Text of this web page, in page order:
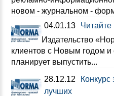
новом - журнальном -
04.01.13
Читайте
Издательство
клиентов с Новым годом и
планирует выпустить...
28.12.12
Конкурс
лучших